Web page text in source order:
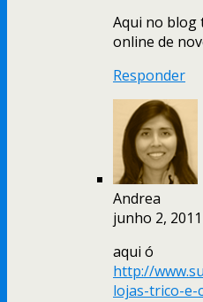
Aqui no blog
online de
Responder
Andrea
junho 2, 2011
aqui ó
http://
lojas-trico-e-